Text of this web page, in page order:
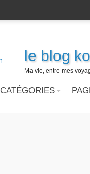
le blog
Ma vie, entre mes
CATÉGORIES